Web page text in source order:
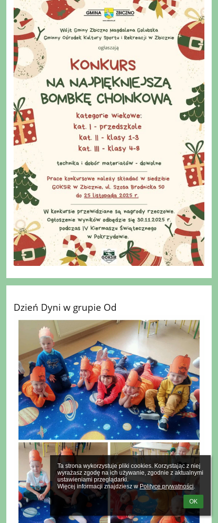
Ta strona wykorzystuje pliki cookies. Korzystając z niej
wyrażasz zgodę na ich używanie, zgodnie z aktualnymi
ustawieniami przeglądarki.
Więcej informacji znajdziesz w Polityce prywatności.
OK
Dzień Dyni w grupie Od